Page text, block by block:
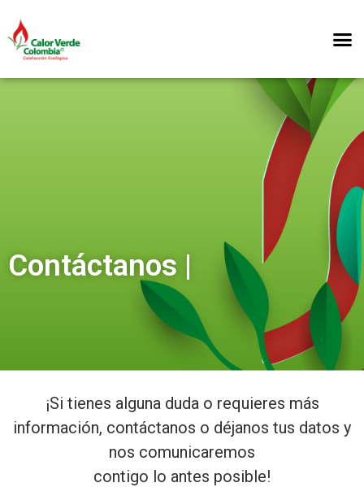
Contáctanos |
¡Si tienes alguna duda o requieres más
información, contáctanos o déjanos tus datos y
nos comunicaremos
contigo lo antes posible!